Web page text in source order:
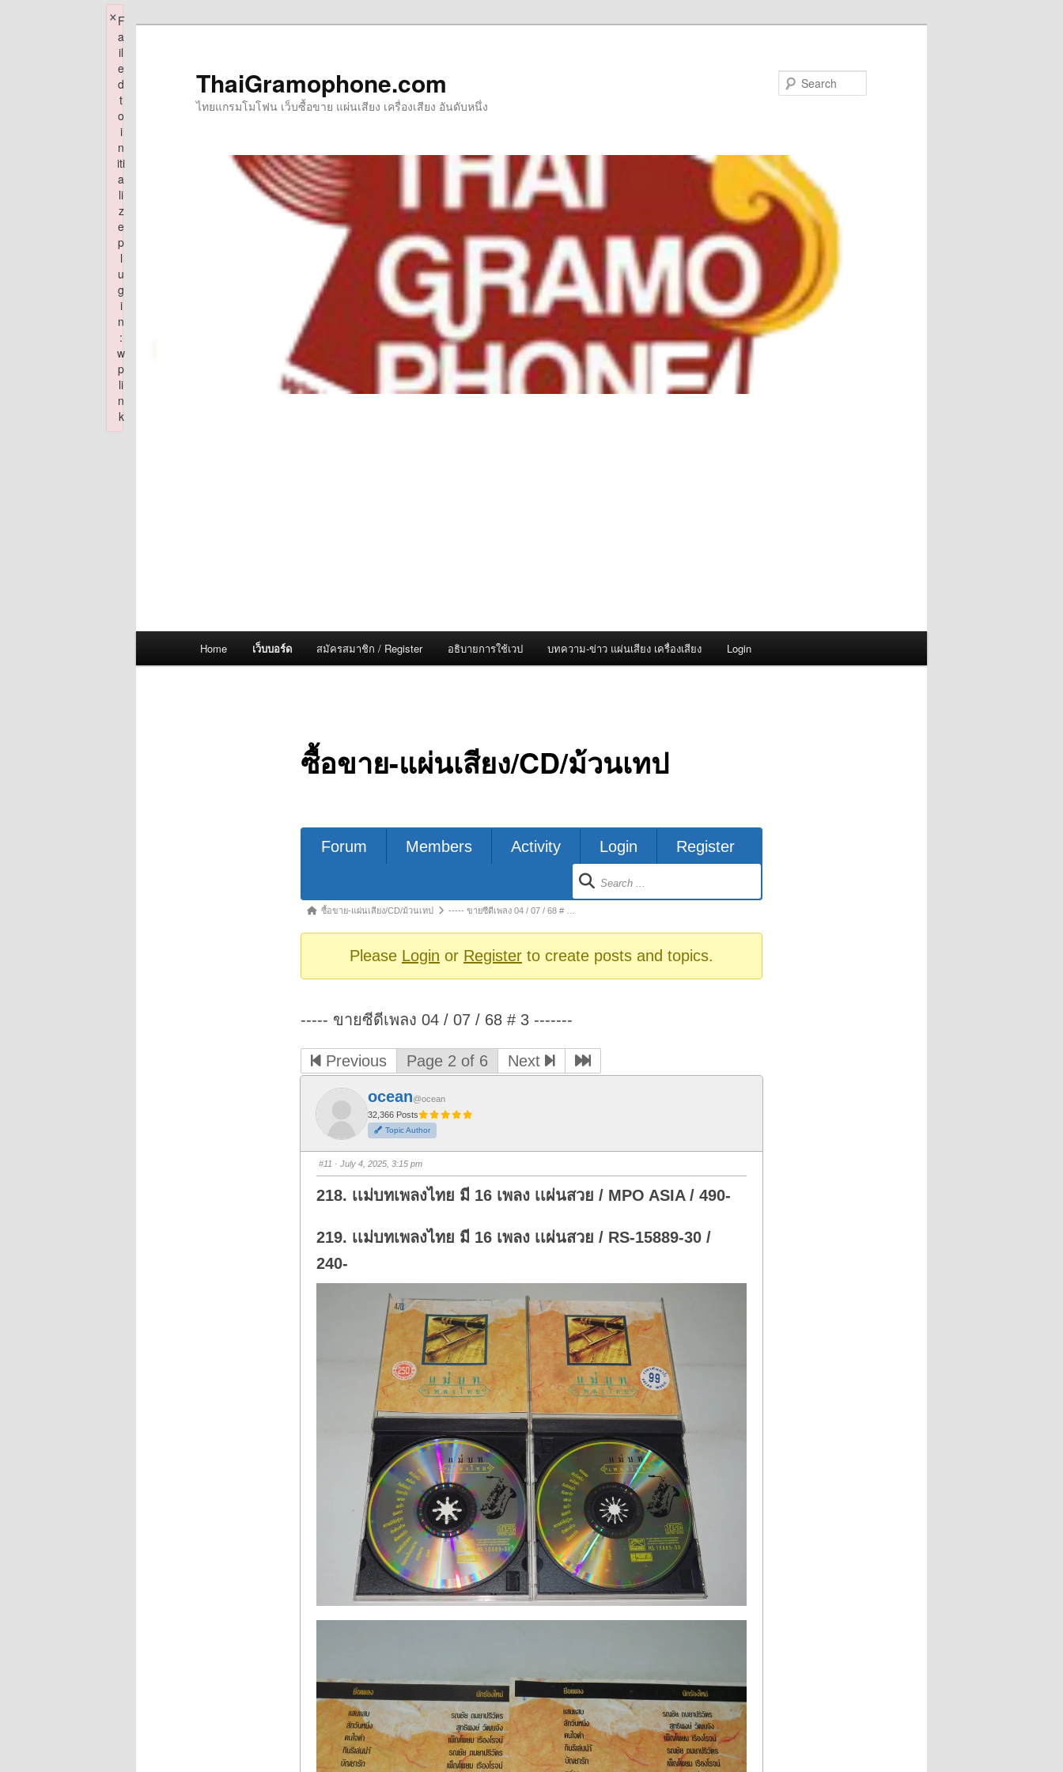
ThaiGramophone.com
ไทยแกรมโมโฟน เว็บซื้อขาย แผ่นเสียง เครื่องเสียง อันดับหนึ่ง
Home เว็บบอร์ด สมัครสมาชิก / Register อธิบายการใช้เวป บทความ-ข่าว แผ่นเสียง เครื่องเสียง Login
ซื้อขาย-แผ่นเสียง/CD/ม้วนเทป
Forum
Forum Members Activity Login Register
Forum
breadcrumbs
ซื้อขาย-แผ่นเสียง/CD/ม้วนเทป ----- ขายซีดีเพลง 04 / 07 / 68 # …
Please Login or Registerto create posts and topics.
----- ขายซีดีเพลง 04 / 07 / 68 # 3 -------
Previous Page 2 of 6 Next
ocean@ocean
32,366 Posts
Topic Author
#11 · July 4, 2025, 3:15 pm
218. เเม่บทเพลงไทย มี 16 เพลง เเผ่นสวย / MPO ASIA / 490-
219. เเม่บทเพลงไทย มี 16 เพลง เเผ่นสวย / RS-15889-30 /
240-
F
a
il
e
d
t
o
i
n
iti
a
li
z
e
p
l
u
g
i
n
:
w
p
li
n
k
×